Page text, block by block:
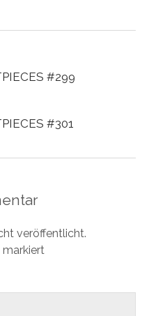
#299
#301
veröffentlicht.
markiert